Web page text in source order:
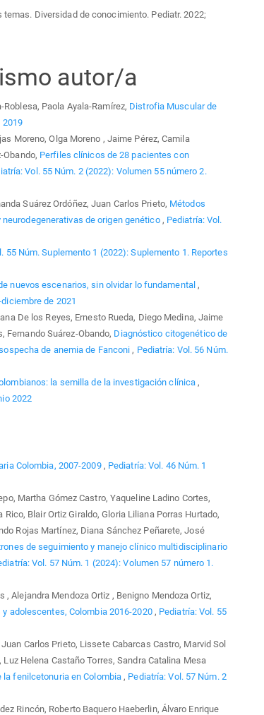
temas. Diversidad de conocimiento. Pediatr. 2022;
autor/a
Paola Ayala-Ramírez, Distrofia Muscular de
2019
Moreno, Olga Moreno , Jaime Pérez, Camila
Obando, Perfiles clínicos de 28 pacientes con
Vol. 55 Núm. 2 (2022): Volumen 55 número 2.
Suárez Ordóñez, Juan Carlos Prieto, Métodos
de origen genético , Pediatría: Vol.
55 Núm. Suplemento 1 (2022): Suplemento 1. Reportes
nuevos escenarios, sin olvidar lo fundamental,
de 2021
De los Reyes, Ernesto Rueda, Diego Medina, Jaime
Fernando Suárez-Obando, Diagnóstico citogenético de
de anemia de Fanconi, Pediatría: Vol. 56 Núm.
la semilla de la investigación clínica,
2022
Colombia, 2007-2009 , Pediatría: Vol. 46 Núm. 1
Martha Gómez Castro, Yaqueline Ladino Cortes,
Blair Ortiz Giraldo, Gloria Liliana Porras Hurtado,
Rojas Martínez, Diana Sánchez Peñarete, José
de seguimiento y manejo clínico multidisciplinario
Vol. 57 Núm. 1 (2024): Volumen 57 número 1.
Alejandra Mendoza Ortiz , Benigno Mendoza Ortiz,
adolescentes, Colombia 2016-2020 , Pediatría: Vol. 55
Carlos Prieto, Lissete Cabarcas Castro, Marvid Sol
Helena Castaño Torres, Sandra Catalina Mesa
la fenilcetonuria en Colombia , Pediatría: Vol. 57 Núm. 2
Rincón, Roberto Baquero Haeberlin, Álvaro Enrique